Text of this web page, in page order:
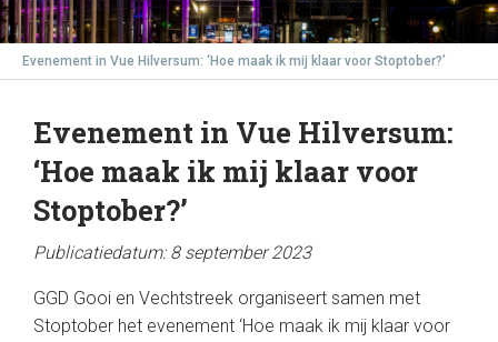
Evenement in Vue Hilversum: ‘Hoe maak ik mij klaar voor Stoptober?’
Evenement in Vue Hilversum:
‘Hoe maak ik mij klaar voor
Stoptober?’
Publicatiedatum: 8 september 2023
GGD Gooi en Vechtstreek organiseert samen met
Stoptober het evenement ‘Hoe maak ik mij klaar voor